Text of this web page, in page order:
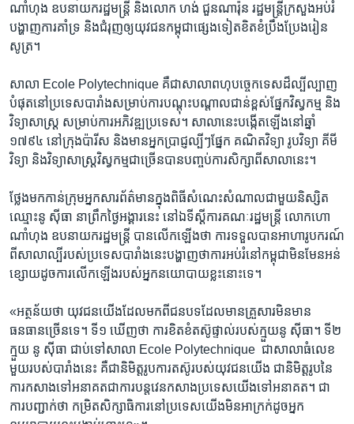
ណាំហុង​ ឧបនាយក​រដ្ឋមន្ត្រី និង​លោក ហង់ ជួនណារ៉ុន រដ្ឋមន្ត្រី​ក្រសួង​អប់រំ​
បង្ហាញ​ការ​គាំទ្រ​ និង​ជំរុញ​ឲ្យ​យុវជន​កម្ពុជា​ផ្សេង​ទៀត​ខិត​ខំ​ប្រឹង​ប្រែង​រៀន​
សូត្រ។​
សាលា​ Ecole ​Polytechnique​ គឺ​ជា​សាលា​ពហុ​បច្ចេកទេសដ៏​ល្បី​ល្បាញ​
បំផុត​នៅ​ប្រទេស​បារាំង​សម្រាប់ការ​បណ្តុះបណ្តាល​ជាន់​ខ្ពស់​ផ្នែក​វិស្វកម្ម ​និង​
វិទ្យា​សាស្ត្រ​ សម្រាប់​ការ​អភិវឌ្ឍ​ប្រទេស។​ សាលា​នេះ​បង្កើត​ឡើង​នៅ​ឆ្នាំ​
១៧៩៤​ ​នៅ​ក្រុង​ប៉ារីស ​និង​មាន​អ្នកប្រាជ្ញ​ល្បីៗ​ផ្នែក​ គណិតវិទ្យា​ រូបវិទ្យា ​គីមី
វិទ្យា ​និង​វិទ្យាសាស្រ្ត​វិស្វកម្ម​ជា​ច្រើន​បានបញ្ចប់​ការ​សិក្សា​ពី​សាលា​នេះ។
ថ្លែង​មក​កាន់​ក្រុម​អ្នក​សារព័ត៌មាន​ក្នុង​ពិធី​សំណេះ​សំណាល​ជាមួយ​និស្សិត​
ឈ្មោះ​នូ ស៊ីធា​ នា​ព្រឹក​ថ្ងៃ​អង្គារនេះ នៅ​ឯ​ទីស្តីការ​គណៈ​រដ្ឋមន្ត្រី លោកហោ
ណាំហុង ​ឧបនាយក​រដ្ឋមន្ត្រី ​បាន​លើក​ឡើង​ថា​ ការ​ទទួល​បាន​អាហារូបករណ៍​
ពី​សាលា​ល្បី​របស់​ប្រទេស​បារាំង​នេះ​បង្ហាញ​ថា​ការ​អប់រំ​នៅ​កម្ពុជា​មិនមែន​អន់
ខ្សោយដូចការ​លើកឡើង​របស់​អ្នក​នយោបាយ​ខ្លះ​នោះ​ទេ។
«អត្ថន័យ​ថា ​យុវជន​យើង​ដែល​មក​ពី​ជនបទ​ដែល​មាន​គ្រួសារ​មិន​មាន​
ធនធាន​ច្រើន​ទេ។​ ទី១​ ឃើញ​ថា ​ការ​ខិត​ខំ​តស៊ូ​ផ្ទាល់​របស់​ក្មួយ​នូ ស៊ីធា។ ​ទី២​ ​
ក្មួយ​ នូ ស៊ីធា ជាប់​ទៅ​សាលា​ Ecole ​Polytechnique​ ​ ជា​សាលា​ធំ​លេខ​
មួយ​របស់​បារាំង​នេះ គឺ​ជា​និមិត្តរូប​ការ​តស៊ូ​របស់​យុវជន​យើង​ ជា​និមិត្តរូប​នៃ​
ការ​កសាង​ទៅ​អនាគត​ជា​ការ​បន្ត​វេន​កសាង​ប្រទេស​យើង​ទៅ​អនាគត។​ ជា​
ការ​បញ្ជាក់​ថា​ កម្រិត​សិក្សាធិការ​នៅ​ប្រទេស​យើង​មិន​អាក្រក់​ដូច​អ្នក​